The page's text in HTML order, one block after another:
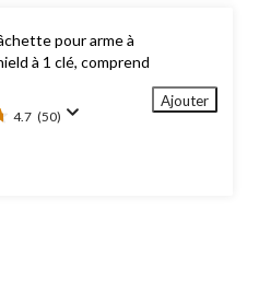
pour arme à
à 1 clé, comprend
4.7 (50)
Ajouter